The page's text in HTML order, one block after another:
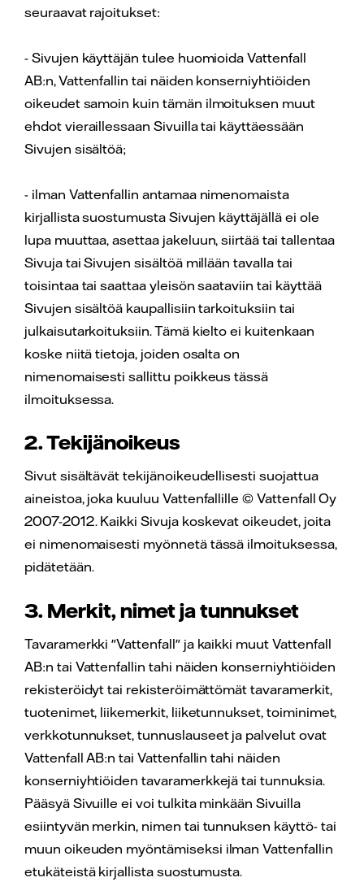
seuraavat rajoitukset:
- Sivujen käyttäjän tulee huomioida Vattenfall
AB:n, Vattenfallin tai näiden konserniyhtiöiden
oikeudet samoin kuin tämän ilmoituksen muut
ehdot vieraillessaan Sivuilla tai käyttäessään
Sivujen sisältöä;
- ilman Vattenfallin antamaa nimenomaista
kirjallista suostumusta Sivujen käyttäjällä ei ole
lupa muuttaa, asettaa jakeluun, siirtää tai tallentaa
Sivuja tai Sivujen sisältöä millään tavalla tai
toisintaa tai saattaa yleisön saataviin tai käyttää
Sivujen sisältöä kaupallisiin tarkoituksiin tai
julkaisutarkoituksiin. Tämä kielto ei kuitenkaan
koske niitä tietoja, joiden osalta on
nimenomaisesti sallittu poikkeus tässä
ilmoituksessa.
2. Tekijänoikeus
Sivut sisältävät tekijänoikeudellisesti suojattua
aineistoa, joka kuuluu Vattenfallille © Vattenfall Oy
2007-2012. Kaikki Sivuja koskevat oikeudet, joita
ei nimenomaisesti myönnetä tässä ilmoituksessa,
pidätetään.
3. Merkit, nimet ja tunnukset
Tavaramerkki "Vattenfall" ja kaikki muut Vattenfall
AB:n tai Vattenfallin tahi näiden konserniyhtiöiden
rekisteröidyt tai rekisteröimättömät tavaramerkit,
tuotenimet, liikemerkit, liiketunnukset, toiminimet,
verkkotunnukset, tunnuslauseet ja palvelut ovat
Vattenfall AB:n tai Vattenfallin tahi näiden
konserniyhtiöiden tavaramerkkejä tai tunnuksia.
Pääsyä Sivuille ei voi tulkita minkään Sivuilla
esiintyvän merkin, nimen tai tunnuksen käyttö- tai
muun oikeuden myöntämiseksi ilman Vattenfallin
etukäteistä kirjallista suostumusta.